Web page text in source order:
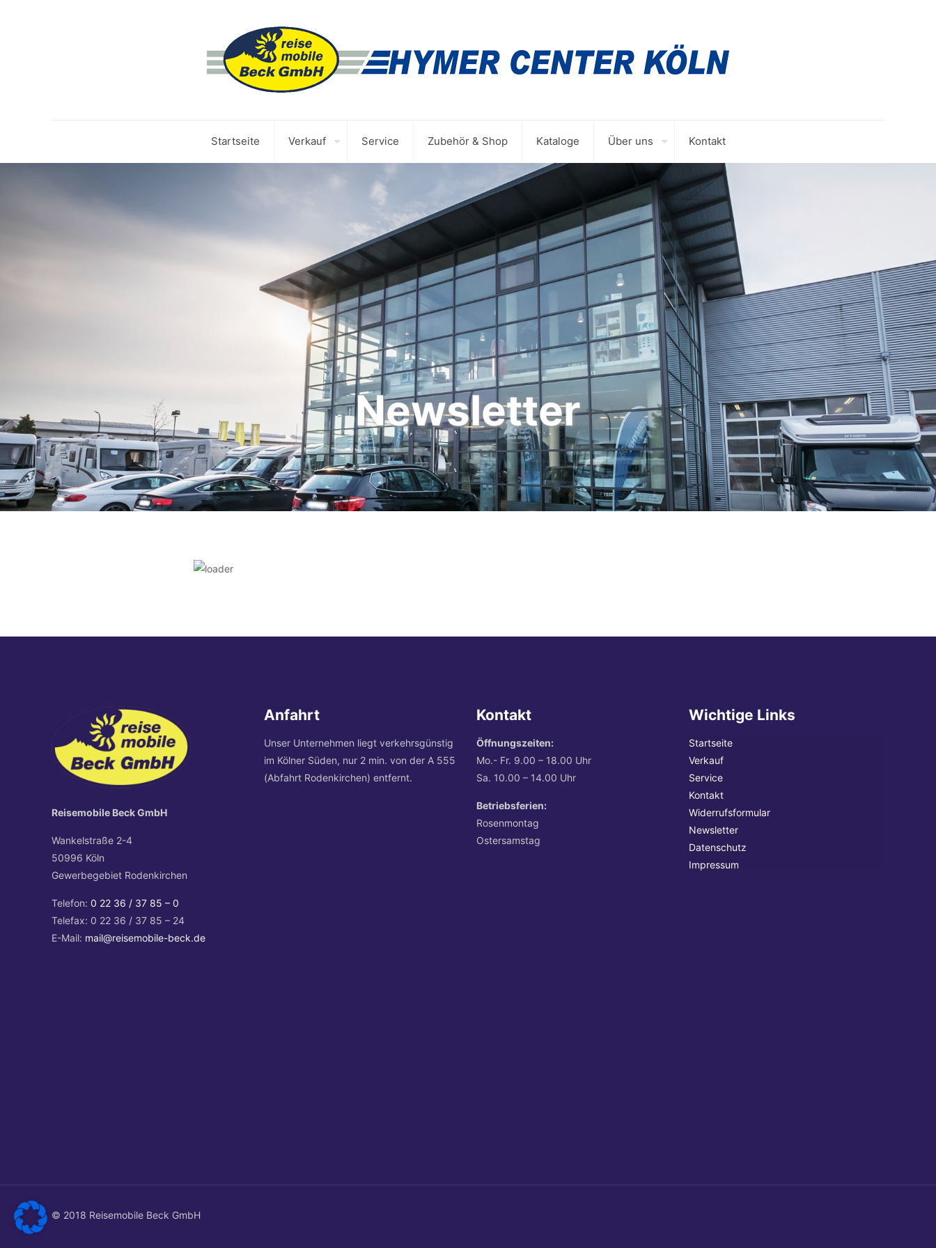
Startseite Verkauf Service Zubehör & Shop Kataloge Über uns Kontakt
Newsletter
Reisemobile Beck GmbH
Wankelstraße 2-4
50996 Köln
Gewerbegebiet Rodenkirchen
Telefon: 0 22 36 / 37 85 – 0
Telefax: 0 22 36 / 37 85 – 24
E-Mail: mail@reisemobile-beck.de
Anfahrt
Unser Unternehmen liegt verkehrsgünstig
im Kölner Süden, nur 2 min. von der A 555
(Abfahrt Rodenkirchen) entfernt.
Kontakt
Öffnungszeiten:
Mo.- Fr. 9.00 – 18.00 Uhr
Sa. 10.00 – 14.00 Uhr
Betriebsferien:
Rosenmontag
Ostersamstag
Wichtige Links
Startseite
Verkauf
Service
Kontakt
Widerrufsformular
Newsletter
Datenschutz
Impressum
© 2018 Reisemobile Beck GmbH